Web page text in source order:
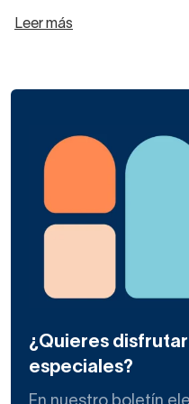
Leer más
¿Quieres
especiales?